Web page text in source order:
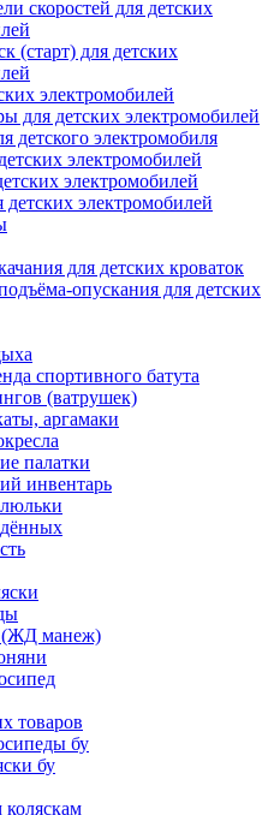
скоростей для детских
(старт) для детских
электромобилей
для детских электромобилей
детского электромобиля
электромобилей
электромобилей
детских электромобилей
для детских кроваток
опускания для детских
спортивного батута
(ватрушек)
аргамаки
палатки
инвентарь
(ЖД манеж)
товаров
бу
бу
коляскам